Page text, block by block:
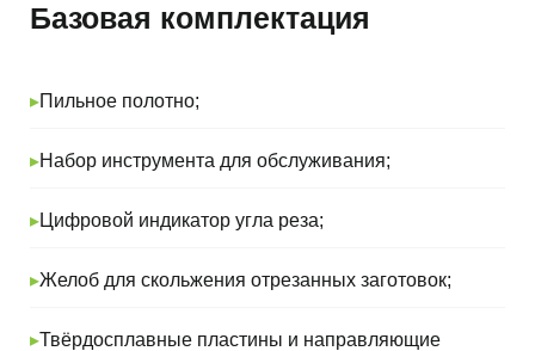
Базовая комплектация
▸Пильное полотно;
▸Набор инструмента для обслуживания;
▸Цифровой индикатор угла реза;
▸Желоб для скольжения отрезанных заготовок;
▸Твёрдосплавные пластины и направляющие